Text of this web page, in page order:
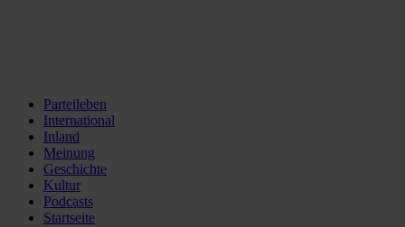
Parteileben
International
Inland
Meinung
Geschichte
Kultur
Podcasts
Startseite